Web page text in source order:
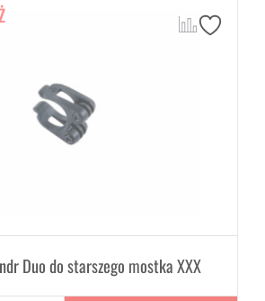
Duo do starszego mostka XXX